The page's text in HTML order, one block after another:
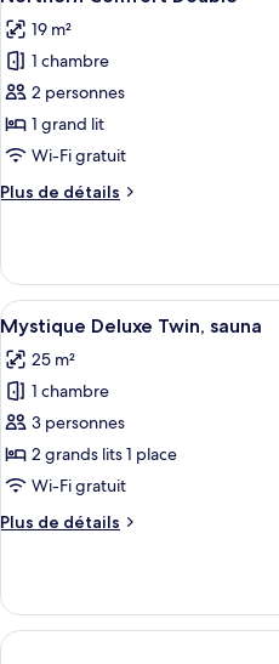
Arctic
Junior
Suite,
sauna
toutes
les
photos
pour
ce
type
chambre :
Double
19 m²
1 chambre
2 personnes
1 grand lit
Wi-Fi gratuit
Plus de détails
Plus
le
type
de
chambre
Northern
Comfort
Double
Afficher
toutes
les
photos
pour
ce
type
chambre :
Twin,
sauna
9
Mystique Deluxe Twin, sauna
25 m²
1 chambre
3 personnes
2 grands lits 1 place
Wi-Fi gratuit
Plus de détails
Plus
le
type
de